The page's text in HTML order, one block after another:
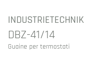
INDUSTRIETECHNIK
DBZ-41/14
Guaine per termostati